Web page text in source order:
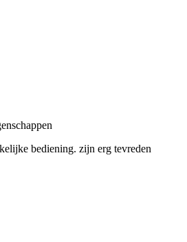
bediening. zijn erg tevreden